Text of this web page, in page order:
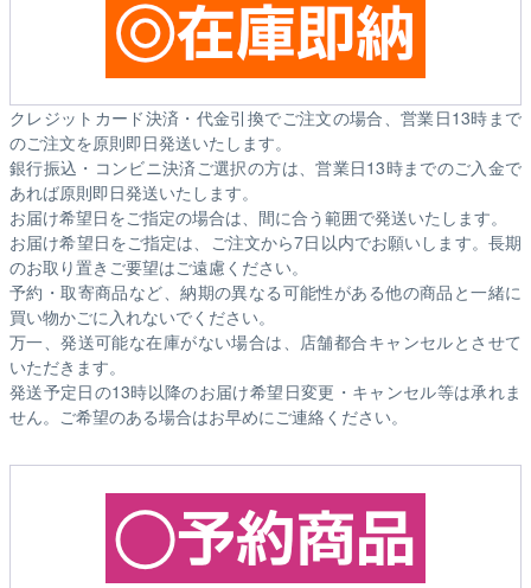
クレジットカード決済・代金引換でご注文の場合、営業日13時まで
のご注文を原則即日発送いたします。
銀行振込・コンビニ決済ご選択の方は、営業日13時までのご入金で
あれば原則即日発送いたします。
お届け希望日をご指定の場合は、間に合う範囲で発送いたします。
お届け希望日をご指定は、ご注文から7日以内でお願いします。長期
のお取り置きご要望はご遠慮ください。
予約・取寄商品など、納期の異なる可能性がある他の商品と一緒に
買い物かごに入れないでください。
万一、発送可能な在庫がない場合は、店舗都合キャンセルとさせて
いただきます。
発送予定日の13時以降のお届け希望日変更・キャンセル等は承れま
せん。ご希望のある場合はお早めにご連絡ください。